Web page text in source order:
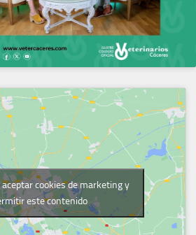
aceptar cookies de marketing y
este contenido